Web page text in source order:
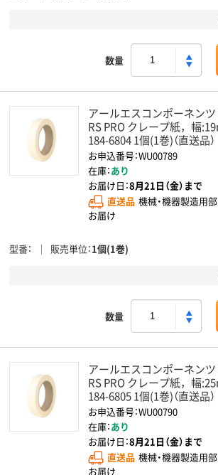
数量
アールエスコンポーネン
RS PRO クレープ紙，幅
184-6804 1個(1巻)（直送品）
お申込番号：WU00789
在庫：あり
お届け日：8月21日（金）まで
直送品 機械・機器製造用
お届け
型番 販売単位 1個(1巻)
数量
アールエスコンポーネン
RS PRO クレープ紙，幅
184-6805 1個(1巻)（直送品）
お申込番号：WU00790
在庫：あり
お届け日：8月21日（金）まで
直送品 機械・機器製造用
お届け